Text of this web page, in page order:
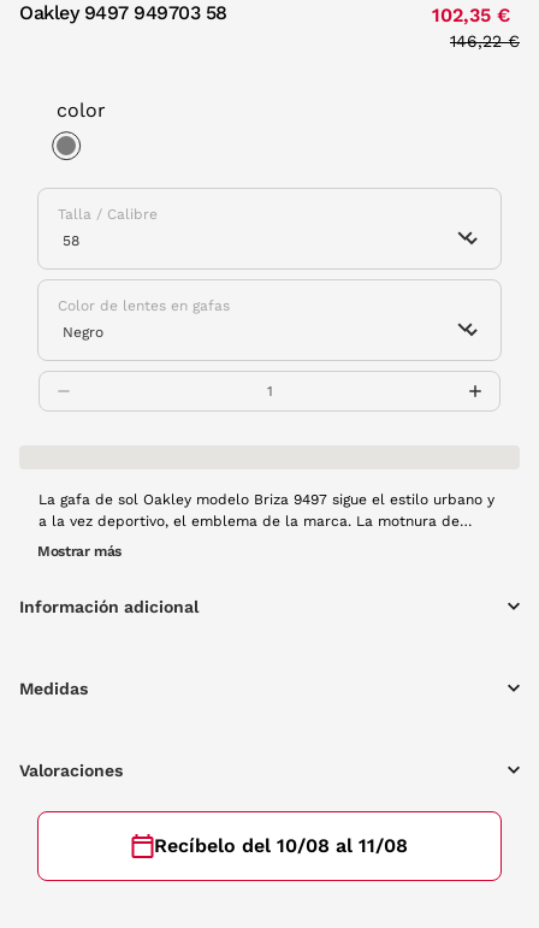
Oakley 9497 949703 58 102,35 €
Price
146,22 €
color
Talla / Calibre
Color de lentes en gafas
La gafa de sol Oakley modelo Briza 9497 sigue el estilo urbano y
a la vez deportivo, el emblema de la marca. La motnura de
pasta color gris podrá acompañarte en tu día a día.
Mostrar más
Información adicional
Medidas
Valoraciones
Recíbelo del 10/08 al 11/08